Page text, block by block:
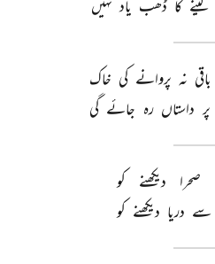
لینے کا ڈھب یاد نہیں
باقی نہ پروانے کی خاک
پر داستاں رہ جائے گی
صحرا دیکھنے
کو
سے دریا دیکھنے کو